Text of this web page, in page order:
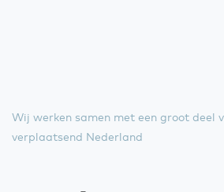
Wij werken samen met een groot deel
verplaatsend Nederland